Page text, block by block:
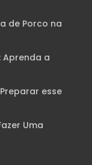
de Porco na
Aprenda a
esse
Uma